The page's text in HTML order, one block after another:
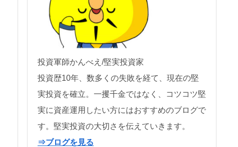
投資軍師かんべえ/堅実投資家
投資歴10年、数多くの失敗を経て、現在の堅
実投資を確立。一攫千金ではなく、コツコツ堅
実に資産運用したい方にはおすすめのブログで
す。堅実投資の大切さを伝えていきます。
⇒ブログを見る